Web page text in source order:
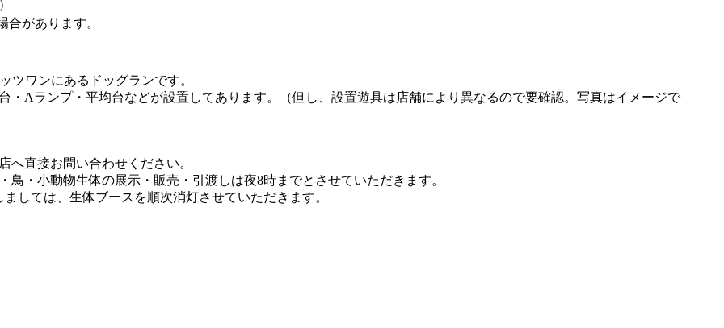
があります。
ツワンにあるドッグランです。
・Aランプ・平均台などが設置してあります。（但し、設置遊具は店舗により異なるので要確認。写真はイメージで
へ直接お問い合わせください。
鳥・小動物生体の展示・販売・引渡しは夜8時までとさせていただきます。
しては、生体ブースを順次消灯させていただきます。